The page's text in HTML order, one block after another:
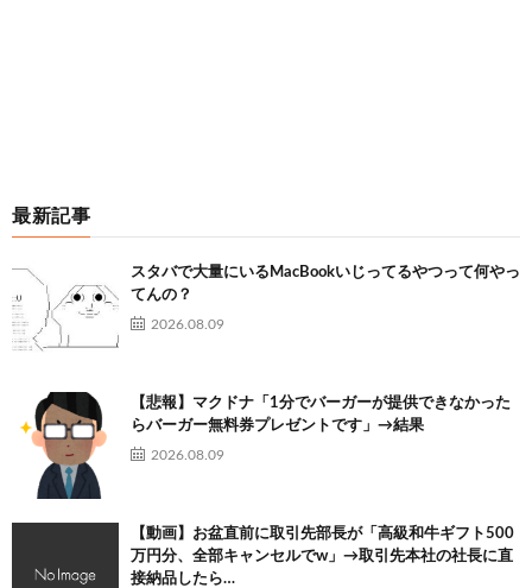
最新記事
スタバで大量にいるMacBookいじってるやつって何やっ
てんの？
2026.08.09
【悲報】マクドナ「1分でバーガーが提供できなかった
らバーガー無料券プレゼントです」→結果
2026.08.09
【動画】お盆直前に取引先部長が「高級和牛ギフト500
万円分、全部キャンセルでw」→取引先本社の社長に直
接納品したら…